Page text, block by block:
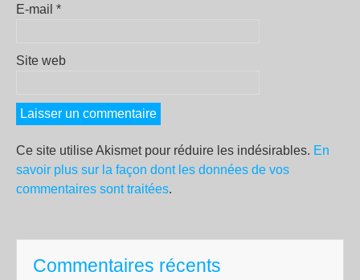
E-mail *
Site web
Ce site utilise Akismet pour réduire les indésirables. En
savoir plus sur la façon dont les données de vos
commentaires sont traitées.
Commentaires récents